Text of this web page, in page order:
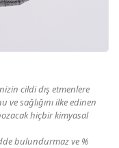
İletişim
Destek &
cildi dış etmenlere
ve sağlığını ilke edinen
hiçbir kimyasal
bulundurmaz ve %